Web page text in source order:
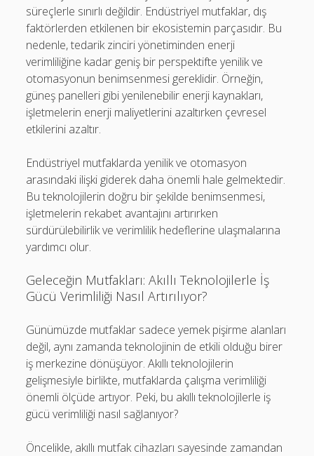
süreçlerle sınırlı değildir. Endüstriyel mutfaklar, dış
faktörlerden etkilenen bir ekosistemin parçasıdır. Bu
nedenle, tedarik zinciri yönetiminden enerji
verimliliğine kadar geniş bir perspektifte yenilik ve
otomasyonun benimsenmesi gereklidir. Örneğin,
güneş panelleri gibi yenilenebilir enerji kaynakları,
işletmelerin enerji maliyetlerini azaltırken çevresel
etkilerini azaltır.
Endüstriyel mutfaklarda yenilik ve otomasyon
arasındaki ilişki giderek daha önemli hale gelmektedir.
Bu teknolojilerin doğru bir şekilde benimsenmesi,
işletmelerin rekabet avantajını artırırken
sürdürülebilirlik ve verimlilik hedeflerine ulaşmalarına
yardımcı olur.
Geleceğin Mutfakları: Akıllı Teknolojilerle İş
Gücü Verimliliği Nasıl Artırılıyor?
Günümüzde mutfaklar sadece yemek pişirme alanları
değil, aynı zamanda teknolojinin de etkili olduğu birer
iş merkezine dönüşüyor. Akıllı teknolojilerin
gelişmesiyle birlikte, mutfaklarda çalışma verimliliği
önemli ölçüde artıyor. Peki, bu akıllı teknolojilerle iş
gücü verimliliği nasıl sağlanıyor?
Öncelikle, akıllı mutfak cihazları sayesinde zamandan